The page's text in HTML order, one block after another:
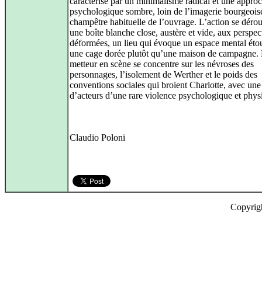
psychologique sombre, loin de l’imagerie
champêtre habituelle de l’ouvrage. L’action se
une boîte blanche close, austère et vide, aux
déformées, un lieu qui évoque un espace mental
une cage dorée plutôt qu’une maison de campagne.
metteur en scène se concentre sur les névroses des
personnages, l’isolement de Werther et le poids des
conventions sociales qui broient Charlotte, avec
d’acteurs d’une rare violence psychologique et
Claudio Poloni